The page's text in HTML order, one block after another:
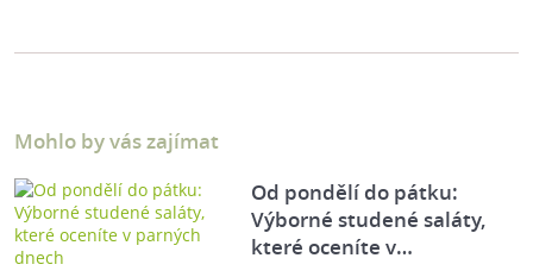
Mohlo by vás zajímat
Od pondělí do pátku:
Výborné studené saláty,
které oceníte v…